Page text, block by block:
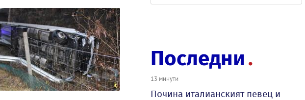
Последни
13 минути
Почина италианският певец и